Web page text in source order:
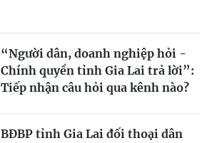
“Người dân, doanh nghiệp hỏi -
Chính quyền tỉnh Gia Lai trả lời”:
Tiếp nhận câu hỏi qua kênh nào?
BĐBP tỉnh Gia Lai đối thoại dân